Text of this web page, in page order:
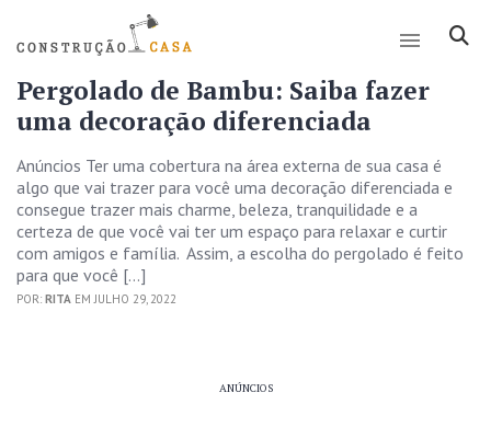
Pergolado de Bambu: Saiba fazer
uma decoração diferenciada
Anúncios Ter uma cobertura na área externa de sua casa é
algo que vai trazer para você uma decoração diferenciada e
consegue trazer mais charme, beleza, tranquilidade e a
certeza de que você vai ter um espaço para relaxar e curtir
com amigos e família. Assim, a escolha do pergolado é feito
para que você […]
POR: RITA EM JULHO 29, 2022
ANÚNCIOS